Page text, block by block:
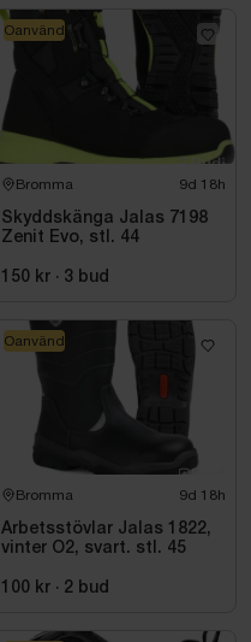
Bromma 9d 18h
Skyddskänga Jalas 7198
Zenit Evo, stl. 44
150 kr · 3 bud
Oanvänd
Bromma 9d 18h
Arbetsstövlar Jalas 1822,
vinter O2, svart. stl. 45
100 kr · 2 bud
Oanvänd